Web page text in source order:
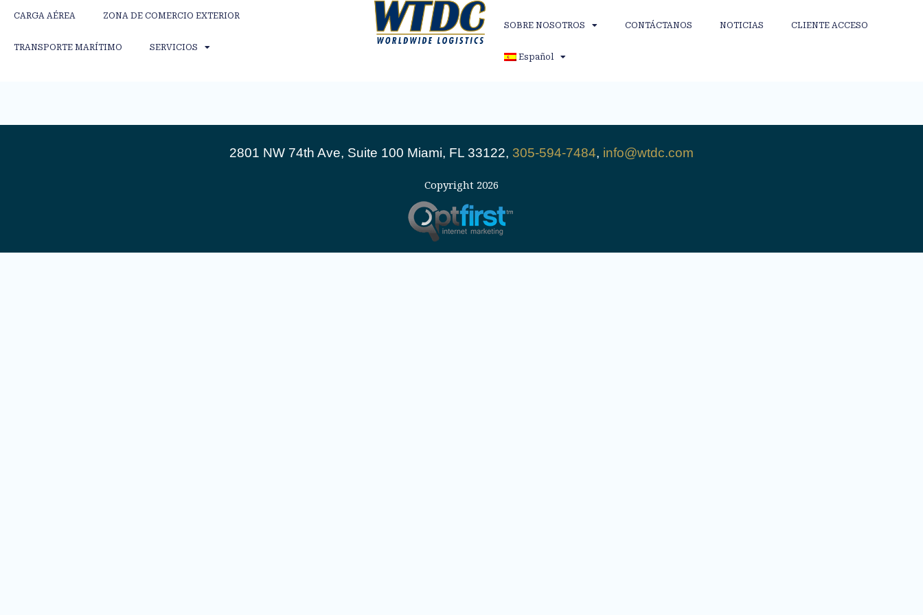
CARGA AÉREA ZONA DE COMERCIO EXTERIOR
TRANSPORTE MARÍTIMO SERVICIOS
SOBRE NOSOTROS CONTÁCTANOS NOTICIAS CLIENTE ACCESO
Español
2801 NW 74th Ave, Suite 100 Miami, FL 33122, 305-594-7484, info@wtdc.com
Copyright 2026